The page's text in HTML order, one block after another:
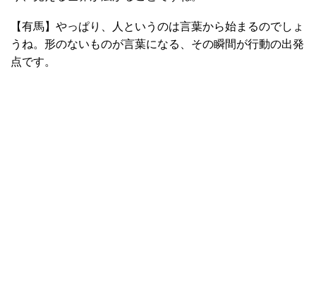
【有馬】やっぱり、人というのは言葉から始まるのでしょ
うね。形のないものが言葉になる、その瞬間が行動の出発
点です。